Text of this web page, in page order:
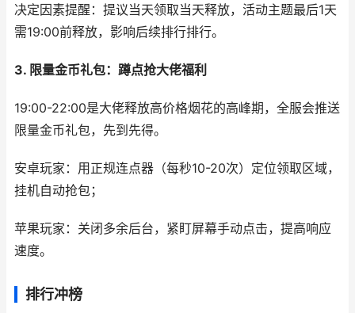
决定因素提醒：提议当天领取当天释放，活动主题最后1天
需19:00前释放，影响后续排行排行。
3. 限量金币礼包：蹲点抢大佬福利
19:00-22:00是大佬释放高价格烟花的高峰期，全服会推送
限量金币礼包，先到先得。
安卓玩家：用正规连点器（每秒10-20次）定位领取区域，
挂机自动抢包；
苹果玩家：关闭多余后台，紧盯屏幕手动点击，提高响应
速度。
排行冲榜